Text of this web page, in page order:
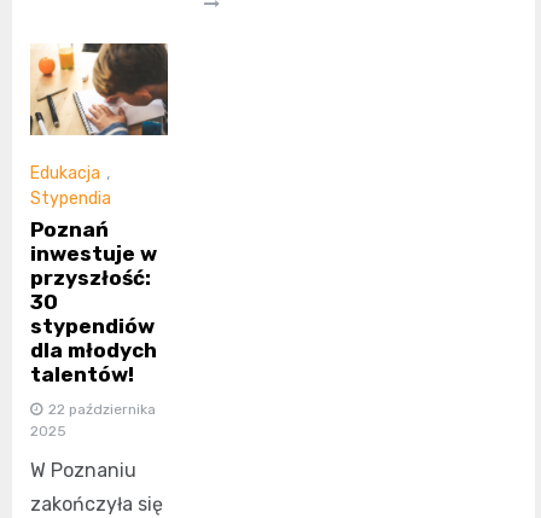
Edukacja ,
Stypendia
Poznań
inwestuje w
przyszłość:
30
stypendiów
dla młodych
talentów!
22 października
2025
W Poznaniu
zakończyła się